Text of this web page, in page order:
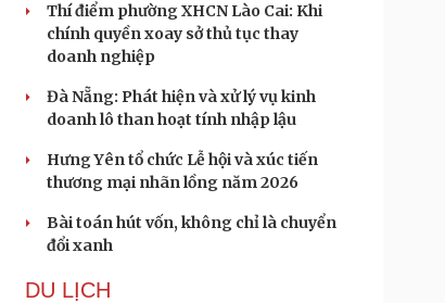
Thí điểm phường XHCN Lào Cai: Khi
chính quyền xoay sở thủ tục thay
doanh nghiệp
Đà Nẵng: Phát hiện và xử lý vụ kinh
doanh lô than hoạt tính nhập lậu
Hưng Yên tổ chức Lễ hội và xúc tiến
thương mại nhãn lồng năm 2026
Bài toán hút vốn, không chỉ là chuyển
đổi xanh
DU LỊCH